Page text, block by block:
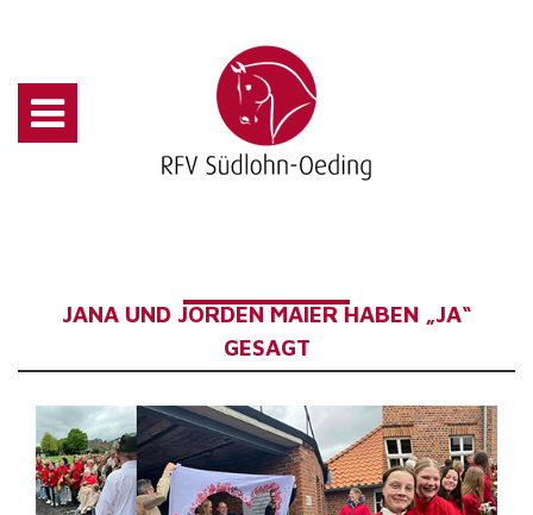
JANA UND JORDEN MAIER HABEN „JA“
GESAGT